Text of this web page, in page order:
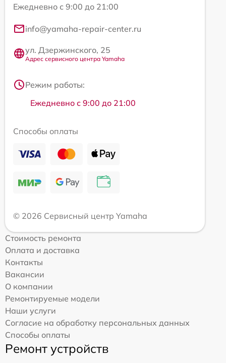
Ежедневно с 9:00 до 21:00
info@yamaha-repair-center.ru
ул. Дзержинского, 25
Адрес сервисного центра Yamaha
Режим работы:
Ежедневно с 9:00 до 21:00
Способы оплаты
© 2026 Сервисный центр Yamaha
Стоимость ремонта
Оплата и доставка
Контакты
Вакансии
О компании
Ремонтируемые модели
Наши услуги
Согласие на обработку персональных данных
Способы оплаты
Ремонт устройств